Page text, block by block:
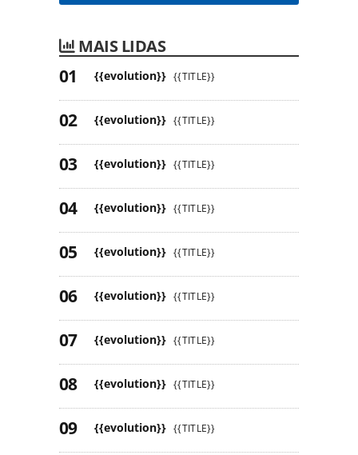
MAIS LIDAS
{{evolution}} {{TITLE}}
{{evolution}} {{TITLE}}
{{evolution}} {{TITLE}}
{{evolution}} {{TITLE}}
{{evolution}} {{TITLE}}
{{evolution}} {{TITLE}}
{{evolution}} {{TITLE}}
{{evolution}} {{TITLE}}
{{evolution}} {{TITLE}}